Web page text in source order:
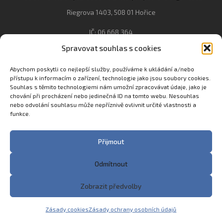
Spravovat souhlas s cookies
Abychom poskytli co nejlepší služby, používáme k ukládání a/nebo
přístupu k informacím o zařízení, technologie jako jsou soubory cookies.
Souhlas s těmito technologiemi nám umožní zpracovávat údaje, jako je
chování při procházení nebo jedinečná ID na tomto webu. Nesouhlas
nebo odvolání souhlasu může nepříznivě ovlivnit určité vlastnosti a
funkce.
Přijmout
Odmítnout
Zobrazit předvolby
Zásady cookiesZásady ochrany osobních údajů
Riegrova 1403, 508 01 Hořice
IČ: 06 668 364
493 623 021, 493 623 022
info@gozhorice.cz
www.zaghorice.cz
Pověřenec pro ochranu osobních údajů:
Innovation One s.r.o. IČO: 04734807 Březenecká 4808 430 04
Filip Šikola +420 775 992 451 filip.sikola@innone.cz
Hořice
Made with♥in Trutnov byeStation.cz